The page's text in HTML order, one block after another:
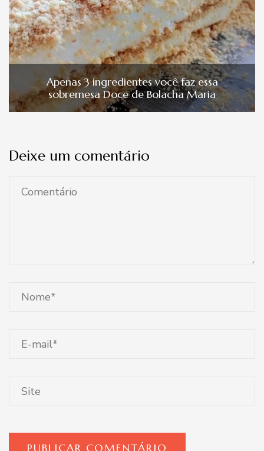
Apenas 3 ingredientes você faz essa
sobremesa Doce de Bolacha Maria
Deixe um comentário